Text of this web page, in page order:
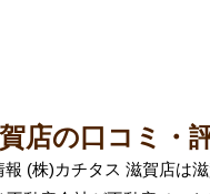
店の口コミ・
(株)カチタス 滋賀店は